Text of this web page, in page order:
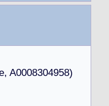
, A0008304958)